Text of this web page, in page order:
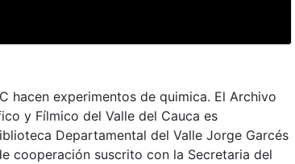
hacen experimentos de quimica. El Archivo
y Fílmico del Valle del Cauca es
Departamental del Valle Jorge Garcés
cooperación suscrito con la Secretaria del